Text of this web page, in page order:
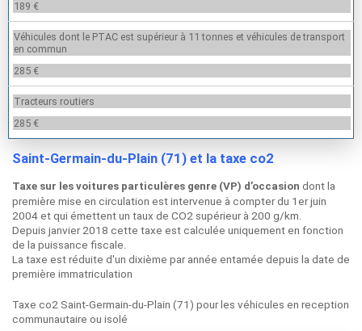
189 €
Véhicules dont le PTAC est supérieur à 11 tonnes et véhicules de transport
en commun
285 €
Tracteurs routiers
285 €
Saint-Germain-du-Plain (71) et la taxe co2
Taxe sur les voitures particulères genre (VP) d’occasion dont la
première mise en circulation est intervenue à compter du 1er juin
2004 et qui émettent un taux de CO2 supérieur à 200 g/km.
Depuis janvier 2018 cette taxe est calculée uniquement en fonction
de la puissance fiscale.
La taxe est réduite d'un dixième par année entamée depuis la date de
première immatriculation
Taxe co2 Saint-Germain-du-Plain (71) pour les véhicules en reception
communautaire ou isolé